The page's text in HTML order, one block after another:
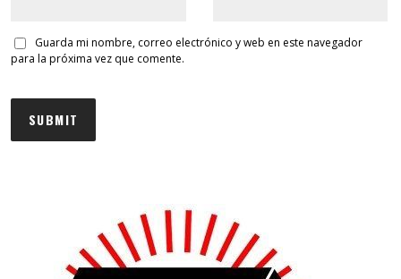
Guarda mi nombre, correo electrónico y web en este navegador
para la próxima vez que comente.